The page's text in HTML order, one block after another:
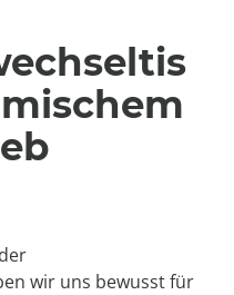
wir uns bewusst für